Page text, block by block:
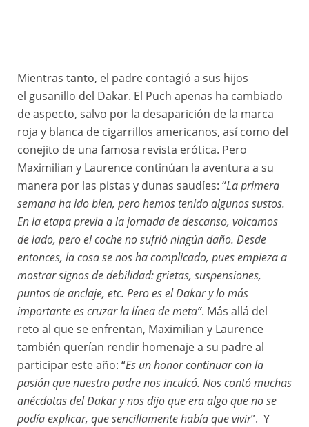
Mientras tanto, el padre contagió a sus hijos
el gusanillo del Dakar. El Puch apenas ha cambiado
de aspecto, salvo por la desaparición de la marca
roja y blanca de cigarrillos americanos, así como del
conejito de una famosa revista erótica. Pero
Maximilian y Laurence continúan la aventura a su
manera por las pistas y dunas saudíes: “La primera
semana ha ido bien, pero hemos tenido algunos sustos.
En la etapa previa a la jornada de descanso, volcamos
de lado, pero el coche no sufrió ningún daño. Desde
entonces, la cosa se nos ha complicado, pues empieza a
mostrar signos de debilidad: grietas, suspensiones,
puntos de anclaje, etc. Pero es el Dakar y lo más
importante es cruzar la línea de meta”. Más allá del
reto al que se enfrentan, Maximilian y Laurence
también querían rendir homenaje a su padre al
participar este año: “Es un honor continuar con la
pasión que nuestro padre nos inculcó. Nos contó muchas
anécdotas del Dakar y nos dijo que era algo que no se
podía explicar, que sencillamente había que vivir”. Y